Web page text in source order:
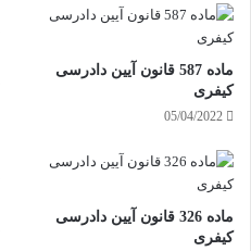
ماده 587 قانون آیین دادرسی
کیفری
05/04/2022
ماده 326 قانون آیین دادرسی
کیفری